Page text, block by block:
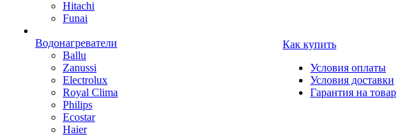
Hitachi
Funai
Водонагреватели
Ballu
Zanussi
Electrolux
Royal Clima
Philips
Ecostar
Haier
Как купить
Условия оплаты
Условия доставки
Гарантия на товар